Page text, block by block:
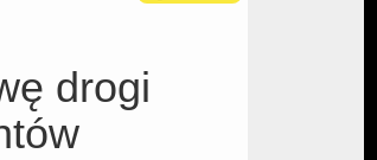
drogi